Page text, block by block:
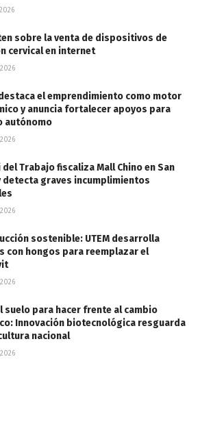
sobre la venta de dispositivos de
cervical en internet
destaca el emprendimiento como motor
y anuncia fortalecer apoyos para
autónomo
del Trabajo fiscaliza Mall Chino en San
detecta graves incumplimientos
sostenible: UTEM desarrolla
con hongos para reemplazar el
suelo para hacer frente al cambio
Innovación biotecnológica resguarda
nacional